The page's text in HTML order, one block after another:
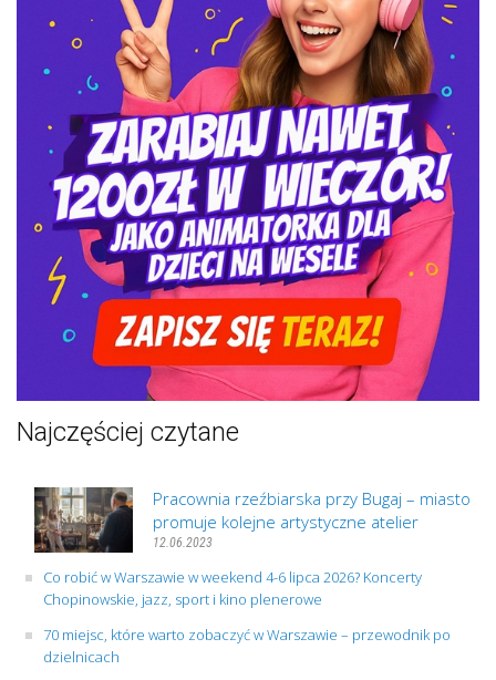
Najczęściej czytane
Pracownia rzeźbiarska przy Bugaj – miasto
promuje kolejne artystyczne atelier
12.06.2023
Co robić w Warszawie w weekend 4-6 lipca 2026? Koncerty
Chopinowskie, jazz, sport i kino plenerowe
70 miejsc, które warto zobaczyć w Warszawie – przewodnik po
dzielnicach